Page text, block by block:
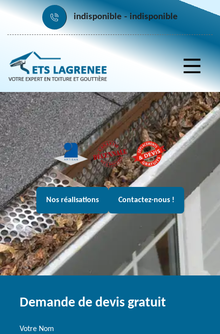
indisponible indisponible
Nos réalisations Contactez-nous !
Demande de devis gratuit